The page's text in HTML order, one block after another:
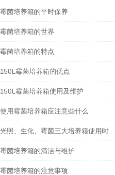
霉菌培养箱的平时保养
霉菌培养箱的世界
霉菌培养箱的特点
150L霉菌培养箱的优点
150L霉菌培养箱使用及维护
使用霉菌培养箱应注意些什么
霉菌培养箱的清洁与维护
霉菌培养箱的注意事项